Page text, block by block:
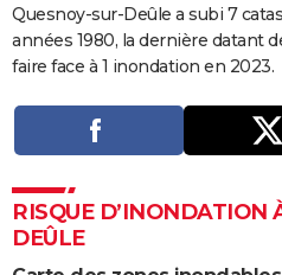
Dictionnaire
Biographies
Citations
Expressions
Proverbes
PROGRAMME TV
COPAINS D'AVANT
S'inscrire
Se connecter
Lycées
Collèges
Primaires
Universités
Entreprises
Service militaire
Avis de recherche
AVIS DE DÉCÈS
FORUM
Bricolage
Lifestyle
Culture
Sport
Auto
Television
Voyage
Cinema
Quesnoy-sur-Deûle a subi 7
années 1980, la dernière datant
faire face à 1 inondation en 2023.
RISQUE D’INONDATION
DEÛLE